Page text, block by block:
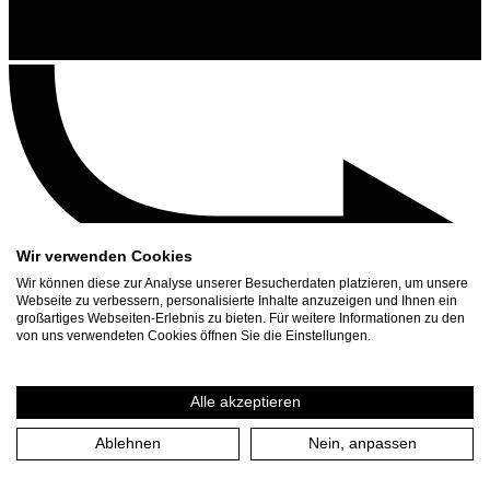
Kontakt
Presse Download
Wir verwenden Cookies
Wir können diese zur Analyse unserer Besucherdaten platzieren, um unsere
Webseite zu verbessern, personalisierte Inhalte anzuzeigen und Ihnen ein
großartiges Webseiten-Erlebnis zu bieten. Für weitere Informationen zu den
von uns verwendeten Cookies öffnen Sie die Einstellungen.
Alle akzeptieren
Ablehnen Nein, anpassen